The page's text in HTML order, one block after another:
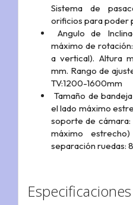
Sistema de
orificios para poder
Angulo de
máximo de
a vertical). Altura
mm. Rango de
TV:1200-1600mm
Tamaño de
el lado máximo
soporte de
máximo
separación ruedas:
Especificaciones